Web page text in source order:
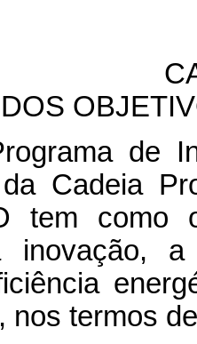
DOS
de
Cadeia
tem como
inovação,
nos termos